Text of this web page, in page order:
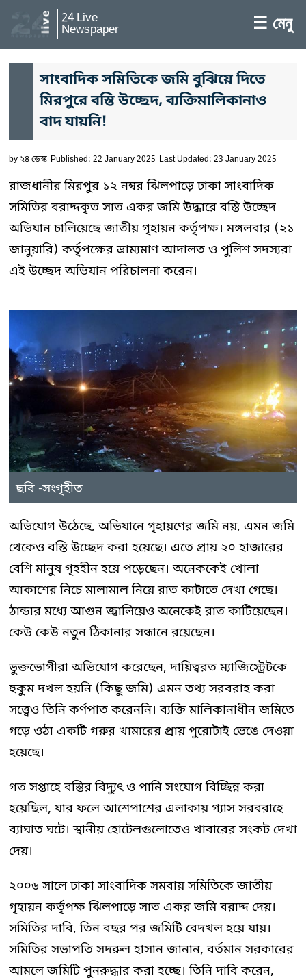
24 Live
Newspaper ☰ মেনু
সাংবাদিক সমিতিকে জমি বুঝিয়ে দিতে
মিরপুরে বস্তি উচ্ছেদ, ব্যক্তিমালিকানাও
বাদ যায়নি!
by২৪ ডেস্ক Published: 22 January 2025 Last Updated: 23 January 2025
রাজধানীর মিরপুর ১২ নম্বর ঝিলপাড়ে ঢাকা সাংবাদিক
সমিতির বরাদ্দকৃত সাত একর জমি উদ্ধারে বস্তি উচ্ছেদ
অভিযান চালিয়েছে জাতীয় গৃহায়ন কর্তৃপক্ষ। মঙ্গলবার (২১
জানুয়ারি) কর্তৃপক্ষের ভ্রাম্যমাণ আদালত ও পুলিশ সদস্যরা
এই উচ্ছেদ অভিযান পরিচালনা করেন।
ছবি -সংগৃহীত
অভিযোগ উঠেছে, অভিযানে গৃহায়ণের জমি নয়, এমন জমি
থেকেও বস্তি উচ্ছেদ করা হয়েছে। এতে প্রায় ২০ হাজারের
বেশি মানুষ গৃহহীন হয়ে পড়েছেন। অনেককেই খোলা
আকাশের নিচে মালামাল নিয়ে রাত কাটাতে দেখা গেছে।
ঠান্ডার মধ্যে আগুন জ্বালিয়েও অনেকেই রাত কাটিয়েছেন।
কেউ কেউ নতুন ঠিকানার সন্ধানে রয়েছেন।
ভুক্তভোগীরা অভিযোগ করেছেন, দায়িত্বরত ম্যাজিস্ট্রেটকে
হুকুম দখল হয়নি (কিছু জমি) এমন তথ্য সরবরাহ করা
সত্ত্বেও তিনি কর্ণপাত করেননি। ব্যক্তি মালিকানাধীন জমিতে
গড়ে ওঠা একটি গরুর খামারের প্রায় পুরোটাই ভেঙে দেওয়া
হয়েছে।
গত সপ্তাহে বস্তির বিদ্যুৎ ও পানি সংযোগ বিচ্ছিন্ন করা
হয়েছিল, যার ফলে আশেপাশের এলাকায় গ্যাস সরবরাহে
ব্যাঘাত ঘটে। স্থানীয় হোটেলগুলোতেও খাবারের সংকট দেখা
দেয়।
২০০৬ সালে ঢাকা সাংবাদিক সমবায় সমিতিকে জাতীয়
গৃহায়ন কর্তৃপক্ষ ঝিলপাড়ে সাত একর জমি বরাদ্দ দেয়।
সমিতির দাবি, তিন বছর পর জমিটি বেদখল হয়ে যায়।
সমিতির সভাপতি সদরুল হাসান জানান, বর্তমান সরকারের
আমলে জমিটি পুনরুদ্ধার করা হচ্ছে। তিনি দাবি করেন,